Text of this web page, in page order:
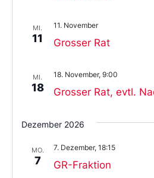
MI.
11 Grosser Rat
11. November
MI.
18 Grosser Rat, evtl.
18. November, 9:00
Dezember 2026
MO.
7 GR-Fraktion
7. Dezember, 18:15